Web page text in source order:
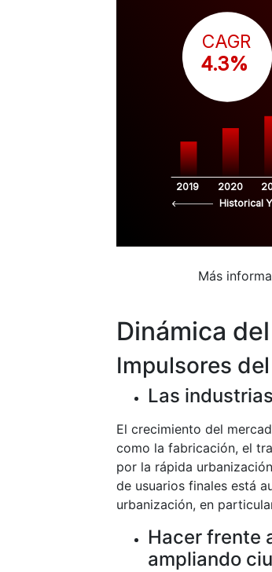
2019 2020
CAGR
4.3%
Historical
Más
Dinámica
Impulsores
Las
El crecimiento del
como la fabricación, el
por la rápida
de usuarios finales está
urbanización, en
Hacer frente
ampliando